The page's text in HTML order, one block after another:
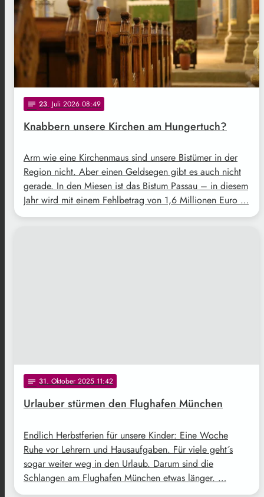
notes 23. Juli 2026 08:49
Knabbern unsere Kirchen am Hungertuch?
Arm wie eine Kirchenmaus sind unsere Bistümer in der
Region nicht. Aber einen Geldsegen gibt es auch nicht
gerade. In den Miesen ist das Bistum Passau – in diesem
Jahr wird mit einem Fehlbetrag von 1,6 Millionen Euro …
notes 31. Oktober 2025 11:42
Urlauber stürmen den Flughafen München
Endlich Herbstferien für unsere Kinder: Eine Woche
Ruhe vor Lehrern und Hausaufgaben. Für viele geht´s
sogar weiter weg in den Urlaub. Darum sind die
Schlangen am Flughafen München etwas länger. …